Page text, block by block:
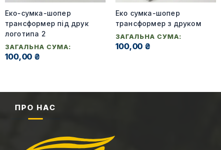
Еко-сумка-шопер
трансформер під друк
логотипа 2
ЗАГАЛЬНА СУМА:
100,00 ₴
Еко сумка-шопер
трансформер з друком
ЗАГАЛЬНА СУМА:
100,00 ₴
ПРО НАС